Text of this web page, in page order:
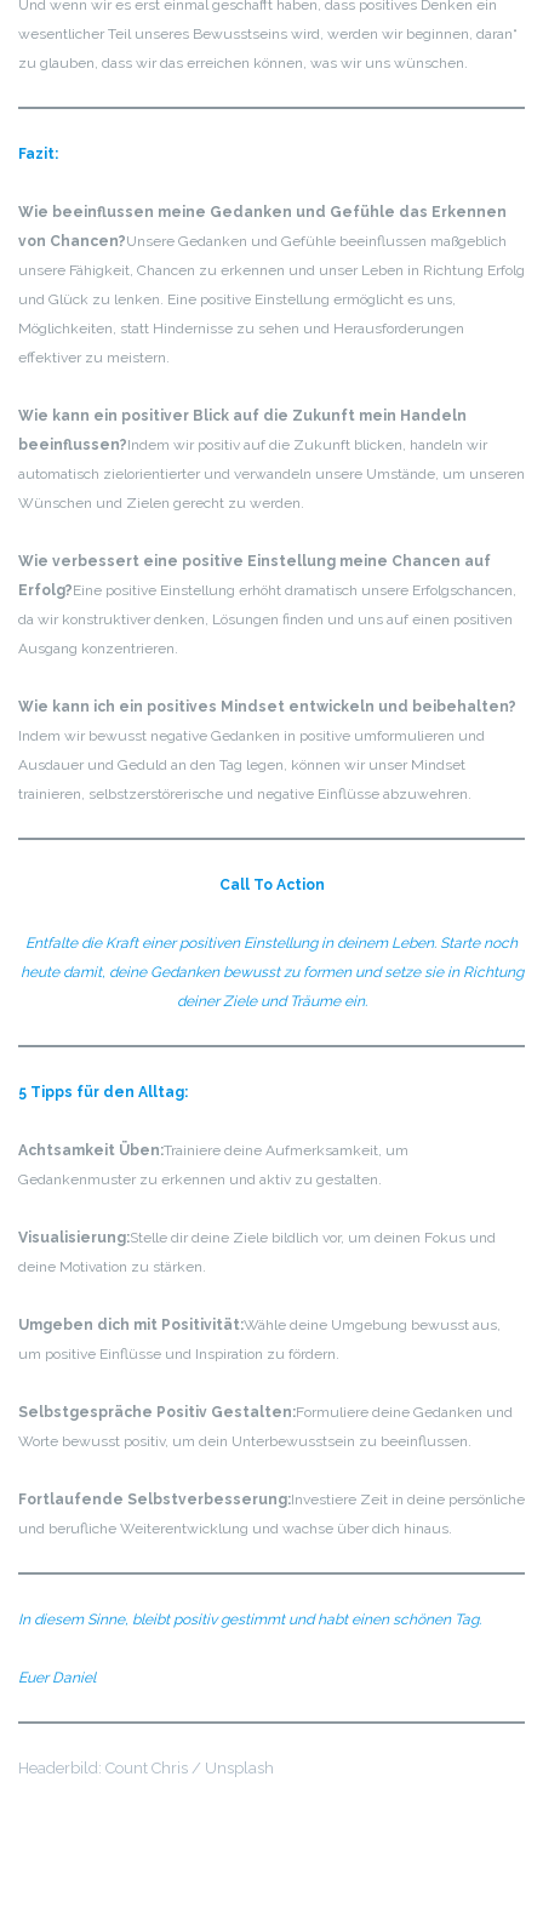
Und wenn wir es erst einmal geschafft haben, dass positives Denken ein
wesentlicher Teil unseres Bewusstseins wird, werden wir beginnen, daran“
zu glauben, dass wir das erreichen können, was wir uns wünschen.
Fazit:
Wie beeinflussen meine Gedanken und Gefühle das Erkennen
von Chancen?Unsere Gedanken und Gefühle beeinflussen maßgeblich
unsere Fähigkeit, Chancen zu erkennen und unser Leben in Richtung Erfolg
und Glück zu lenken. Eine positive Einstellung ermöglicht es uns,
Möglichkeiten, statt Hindernisse zu sehen und Herausforderungen
effektiver zu meistern.
Wie kann ein positiver Blick auf die Zukunft mein Handeln
beeinflussen?Indem wir positiv auf die Zukunft blicken, handeln wir
automatisch zielorientierter und verwandeln unsere Umstände, um unseren
Wünschen und Zielen gerecht zu werden.
Wie verbessert eine positive Einstellung meine Chancen auf
Erfolg?Eine positive Einstellung erhöht dramatisch unsere Erfolgschancen,
da wir konstruktiver denken, Lösungen finden und uns auf einen positiven
Ausgang konzentrieren.
Wie kann ich ein positives Mindset entwickeln und beibehalten?
Indem wir bewusst negative Gedanken in positive umformulieren und
Ausdauer und Geduld an den Tag legen, können wir unser Mindset
trainieren, selbstzerstörerische und negative Einflüsse abzuwehren.
Call To Action
Entfalte die Kraft einer positiven Einstellung in deinem Leben. Starte noch
heute damit, deine Gedanken bewusst zu formen und setze sie in Richtung
deiner Ziele und Träume ein.
5 Tipps für den Alltag:
Achtsamkeit Üben:Trainiere deine Aufmerksamkeit, um
Gedankenmuster zu erkennen und aktiv zu gestalten.
Visualisierung:Stelle dir deine Ziele bildlich vor, um deinen Fokus und
deine Motivation zu stärken.
Umgeben dich mit Positivität:Wähle deine Umgebung bewusst aus,
um positive Einflüsse und Inspiration zu fördern.
Selbstgespräche Positiv Gestalten:Formuliere deine Gedanken und
Worte bewusst positiv, um dein Unterbewusstsein zu beeinflussen.
Fortlaufende Selbstverbesserung:Investiere Zeit in deine persönliche
und berufliche Weiterentwicklung und wachse über dich hinaus.
In diesem Sinne, bleibt positiv gestimmt und habt einen schönen Tag.
Euer Daniel
Headerbild: Count Chris / Unsplash